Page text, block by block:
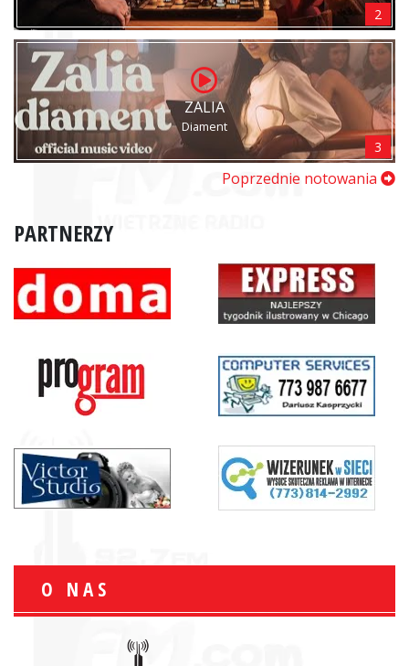
2
ZALIA
Diament
3
Poprzednie notowania
PARTNERZY
O NAS